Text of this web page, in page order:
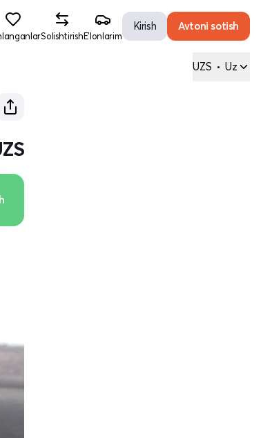
SolishtirishE'lonlarim
Kirish Avtoni sotish
UZS • Uz